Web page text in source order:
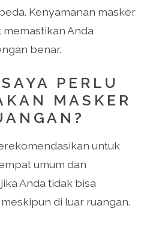
Kenyamanan masker
Anda
benar.
PERLU
MASKER
untuk
umum dan
Anda tidak bisa
di luar ruangan.